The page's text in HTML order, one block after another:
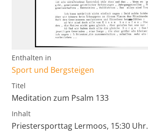
Enthalten in
Sport und Bergsteigen
Titel
Meditation zum Psalm 133
Inhalt
Priestersporttag Lermoos, 15:30 Uhr.